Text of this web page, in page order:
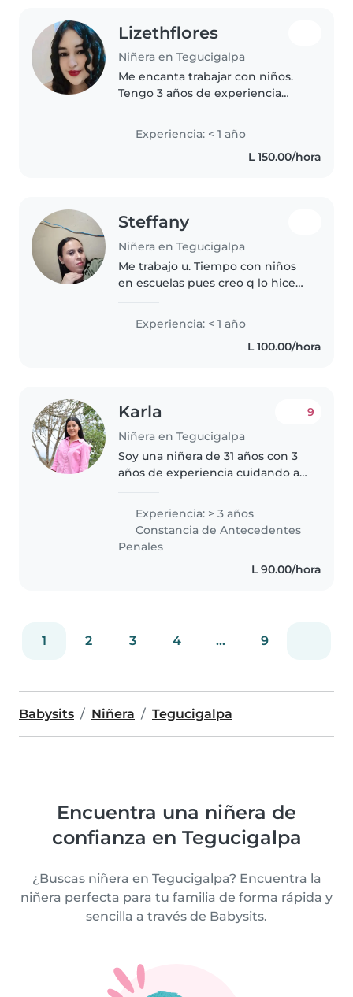
Lizethflores
Niñera en Tegucigalpa
Me encanta trabajar con niños.
Tengo 3 años de experiencia
bebés y niños pequeños.
También tengo experiencia con
niños con necesidades
Experiencia: < 1 año
L 150.00/hora
Steffany
Niñera en Tegucigalpa
Me trabajo u. Tiempo con niños
en escuelas pues creo q lo hice
queriendo esperando q regrese
me gusta tratar con empatía a
Experiencia: < 1 año
L 100.00/hora
Karla
Niñera en Tegucigalpa
9
Soy una niñera de 31 años con 3
años de experiencia cuidando a
una persona responsable,
creativa y amigable que disfruta
de pasar tiempo con los niños...
Experiencia: > 3 años
Constancia de Antecedentes
Penales
L 90.00/hora
1 2 3 4 ... 9
Babysits Niñera Tegucigalpa
Encuentra una niñera de
confianza en Tegucigalpa
¿Buscas niñera en Tegucigalpa? Encuentra la
niñera perfecta para tu familia de forma rápida y
sencilla a través de Babysits.